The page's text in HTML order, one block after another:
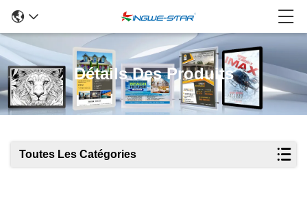
Détails Des Produits
Toutes Les Catégories